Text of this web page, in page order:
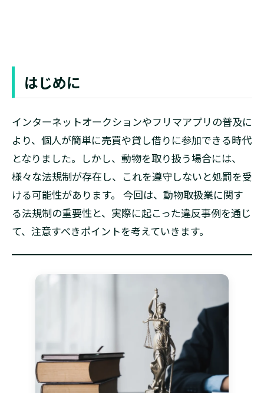
はじめに
インターネットオークションやフリマアプリの普及に
より、個人が簡単に売買や貸し借りに参加できる時代
となりました。しかし、動物を取り扱う場合には、
様々な法規制が存在し、これを遵守しないと処罰を受
ける可能性があります。 今回は、動物取扱業に関す
る法規制の重要性と、実際に起こった違反事例を通じ
て、注意すべきポイントを考えていきます。